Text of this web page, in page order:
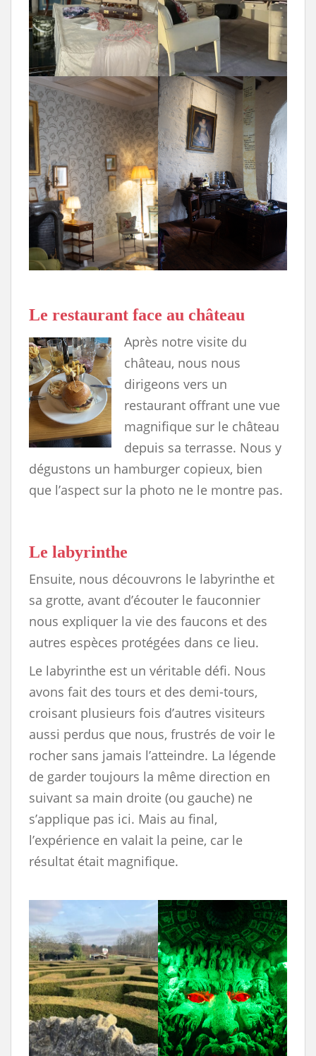
Le restaurant face au château
Après notre visite du
château, nous nous
dirigeons vers un
restaurant offrant une vue
magnifique sur le château
depuis sa terrasse. Nous y
dégustons un hamburger copieux, bien
que l’aspect sur la photo ne le montre pas.
Le labyrinthe
Ensuite, nous découvrons le labyrinthe et
sa grotte, avant d’écouter le fauconnier
nous expliquer la vie des faucons et des
autres espèces protégées dans ce lieu.
Le labyrinthe est un véritable défi. Nous
avons fait des tours et des demi-tours,
croisant plusieurs fois d’autres visiteurs
aussi perdus que nous, frustrés de voir le
rocher sans jamais l’atteindre. La légende
de garder toujours la même direction en
suivant sa main droite (ou gauche) ne
s’applique pas ici. Mais au final,
l’expérience en valait la peine, car le
résultat était magnifique.